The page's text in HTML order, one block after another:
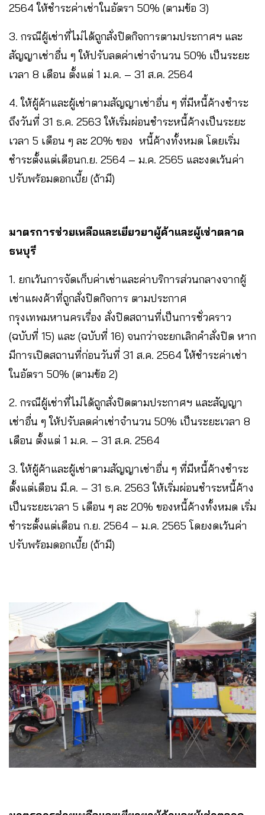
2564 ให้ชำระค่าเช่าในอัตรา 50% (ตามข้อ 3)
3. กรณีผู้เช่าที่ไม่ได้ถูกสั่งปิดกิจการตามประกาศฯ และ
สัญญาเช่าอื่น ๆ ให้ปรับลดค่าเช่าจำนวน 50% เป็นระยะ
เวลา 8 เดือน ตั้งแต่ 1 ม.ค. – 31 ส.ค. 2564
4. ให้ผู้ค้าและผู้เช่าตามสัญญาเช่าอื่น ๆ ที่มีหนี้ค้างชำระ
ถึงวันที่ 31 ธ.ค. 2563 ให้เริ่มผ่อนชำระหนี้ค้างเป็นระยะ
เวลา 5 เดือน ๆ ละ 20% ของ หนี้ค้างทั้งหมด โดยเริ่ม
ชำระตั้งแต่เดือนก.ย. 2564 – ม.ค. 2565 และงดเว้นค่า
ปรับพร้อมดอกเบี้ย (ถ้ามี)
มาตรการช่วยเหลือและเยียวยาผู้ค้าและผู้เช่าตลาด
ธนบุรี
1. ยกเว้นการจัดเก็บค่าเช่าและค่าบริการส่วนกลางจากผู้
เช่าแผงค้าที่ถูกสั่งปิดกิจการ ตามประกาศ
กรุงเทพมหานครเรื่อง สั่งปิดสถานที่เป็นการชั่วคราว
(ฉบับที่ 15) และ (ฉบับที่ 16) จนกว่าจะยกเลิกคำสั่งปิด หาก
มีการเปิดสถานที่ก่อนวันที่ 31 ส.ค. 2564 ให้ชำระค่าเช่า
ในอัตรา 50% (ตามข้อ 2)
2. กรณีผู้เช่าที่ไม่ได้ถูกสั่งปิดตามประกาศฯ และสัญญา
เช่าอื่น ๆ ให้ปรับลดค่าเช่าจำนวน 50% เป็นระยะเวลา 8
เดือน ตั้งแต่ 1 ม.ค. – 31 ส.ค. 2564
3. ให้ผู้ค้าและผู้เช่าตามสัญญาเช่าอื่น ๆ ที่มีหนี้ค้างชำระ
ตั้งแต่เดือน มี.ค. – 31 ธ.ค. 2563 ให้เริ่มผ่อนชำระหนี้ค้าง
เป็นระยะเวลา 5 เดือน ๆ ละ 20% ของหนี้ค้างทั้งหมด เริ่ม
ชำระตั้งแต่เดือน ก.ย. 2564 – ม.ค. 2565 โดยงดเว้นค่า
ปรับพร้อมดอกเบี้ย (ถ้ามี)